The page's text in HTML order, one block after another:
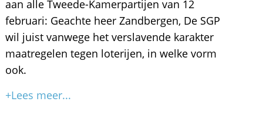
aan alle Tweede-Kamerpartijen van 12
februari: Geachte heer Zandbergen, De SGP
wil juist vanwege het verslavende karakter
maatregelen tegen loterijen, in welke vorm
ook.
+Lees meer...